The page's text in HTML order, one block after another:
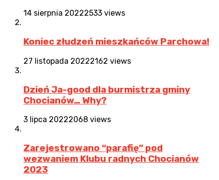
14 sierpnia 20222533 views
Koniec złudzeń mieszkańców Parchowa!
27 listopada 20222162 views
Dzień Ja-good dla burmistrza gminy
Chocianów… Why?
3 lipca 20222068 views
Zarejestrowano “parafię” pod
wezwaniem Klubu radnych Chocianów
2023